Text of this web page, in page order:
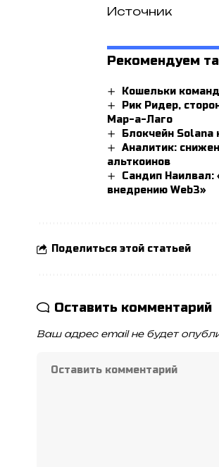
Источник
Рекомендуем
Кошельки
Рик Ридер,
Мар-а-Лаго
Блокчейн Solana
Аналитик:
альткоинов
Сандип Наилвал:
внедрению Web3»
Поделиться этой статьей
Оставить комментарий
Ваш адрес email не будет